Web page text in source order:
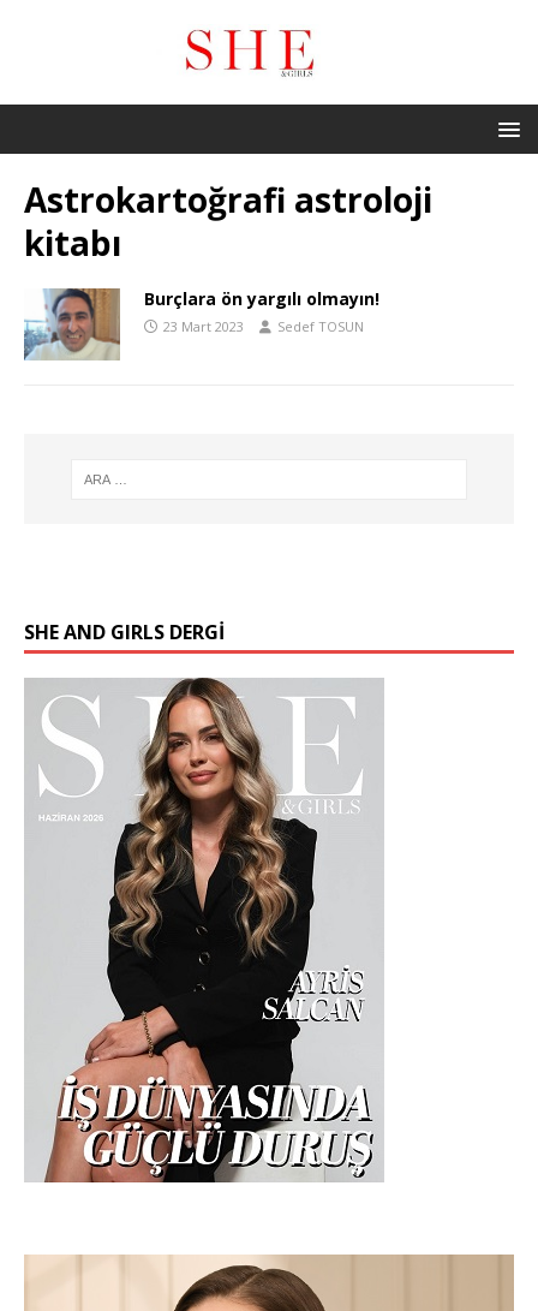
Astrokartoğrafi astroloji
kitabı
Burçlara ön yargılı olmayın!
23 Mart 2023 Sedef TOSUN
SHE AND GIRLS DERGİ